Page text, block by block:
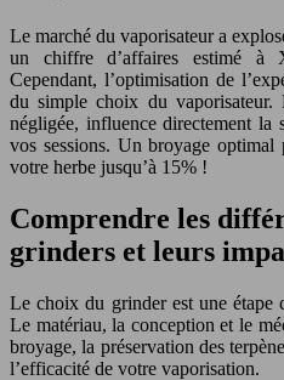
Le marché du vaporisateur a
un chiffre d’affaires estimé à
Cependant, l’optimisation de
du simple choix du
négligée, influence directement la
vos sessions. Un broyage optimal
votre herbe jusqu’à 15% !
Comprendre les
grinders et leurs
Le choix du grinder est une étape
Le matériau, la conception et le
broyage, la préservation des
l’efficacité de votre vaporisation.